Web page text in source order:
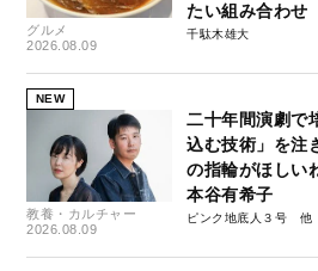
グルメ
2026.08.09
たい組み合わせ
千駄木雄大
NEW
教養・カルチャー
2026.08.09
二十年間演劇で
込む技術」を注
の指輪がほしい
本谷有希子
ピンク地底人３号